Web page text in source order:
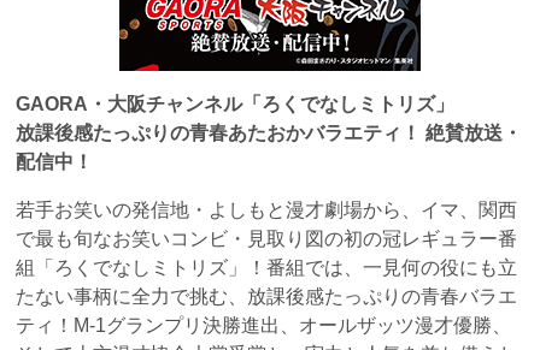
GAORA ・大阪チャンネル「ろくでなしミトリズ」
放課後感たっぷりの青春あたおかバラエティ！
絶賛放送・
配信中！
若手お笑いの発信地・よしもと漫才劇場から、イマ、関西
で最も旬なお笑いコンビ・見取り図の初の冠レギュラー番
組「ろくでなしミトリズ」！番組では、一見何の役にも立
たない事柄に全力で挑む、放課後感たっぷりの青春バラエ
ティ！M-1グランプリ決勝進出、オールザッツ漫才優勝、